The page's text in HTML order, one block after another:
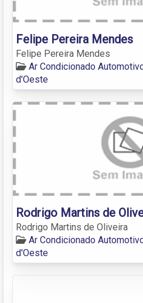
Felipe Pereira Mendes
Felipe Pereira Mendes
Ar Condicionado
d'Oeste
Rodrigo Martins de
Rodrigo Martins de Oliveira
Ar Condicionado
d'Oeste